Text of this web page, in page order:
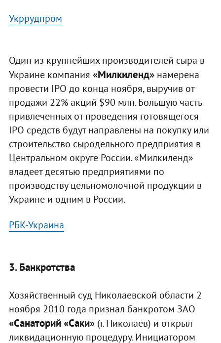
Укррудпром
Один из крупнейших производителей сыра в
Украине компания «Милкиленд»намерена
провести IPO до конца ноября, выручив от
продажи 22% акций $90 млн. Большую часть
привлеченных от проведения готовящегося
IPO средств будут направлены на покупку или
строительство сыродельного предприятия в
Центральном округе России. «Милкиленд»
владеет десятью предприятиями по
производству цельномолочной продукции в
Украине и одним в России.
РБК-Украина
3. Банкротства
Хозяйственный суд Николаевской области 2
ноября 2010 года признал банкротом ЗАО
«Санаторий «Саки»(г. Николаев) и открыл
ликвидационную процедуру. Инициатором